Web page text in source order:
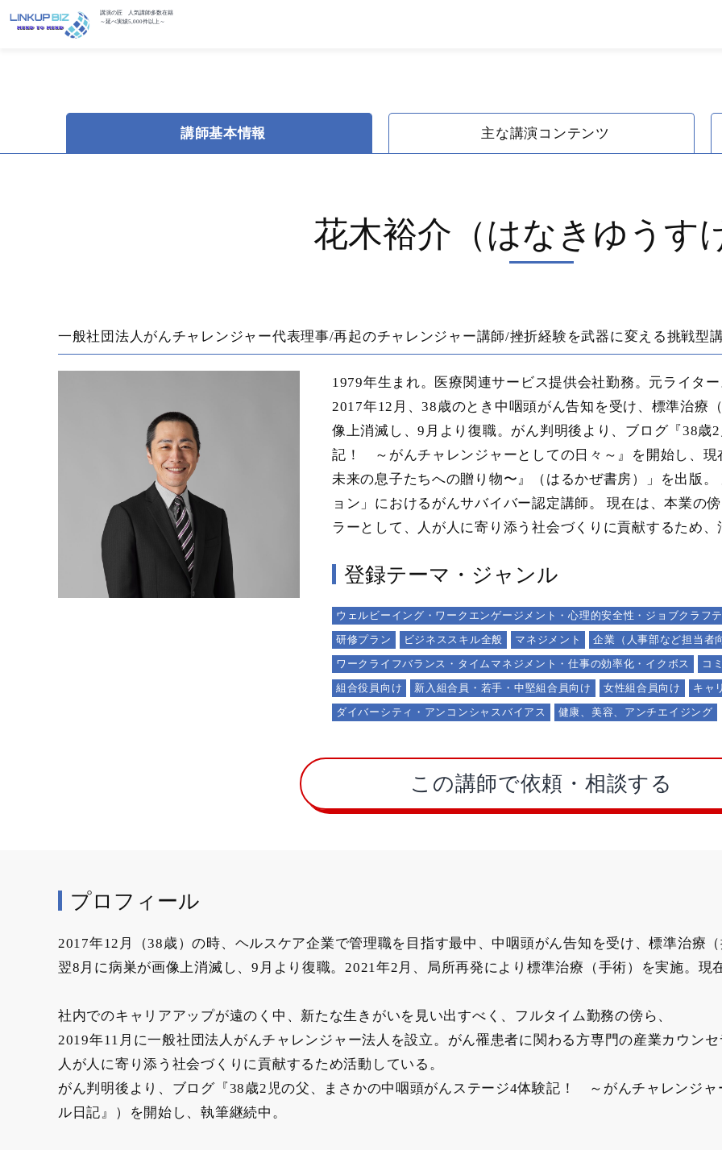
講演の匠 人気講師多数在籍
～延べ実績5,000件以上～
講師基本情報 主な講演コンテンツ
花木裕介（はなきゆうす
一般社団法人がんチャレンジャー代表理事/再起のチャレンジャー講師/挫折経験を武器に変える挑戦型
1979年生まれ。医療関連サービス提供会社勤務。元ライタ
2017年12月、38歳のとき中咽頭がん告知を受け、標準治療
像上消滅し、9月より復職。がん判明後より、ブログ『38歳
記！ ～がんチャレンジャーとしての日々～』を開始し、
未来の息子たちへの贈り物〜』（はるかぜ書房）」を出版
ョン」におけるがんサバイバー認定講師。 現在は、本業の
ラーとして、人が人に寄り添う社会づくりに貢献するため
登録テーマ・ジャンル
ウェルビーイング・ワークエンゲージメント・心理的安全性・ジョブクラフ
研修プラン
ビジネススキル全般 マネジメント
企業（人事部など担当者
ワークライフバランス・タイムマネジメント・仕事の効率化・イクボス
コ
組合役員向け
新入組合員・若手・中堅組合員向け 女性組合員向け
キャ
ダイバーシティ・アンコンシャスバイアス
健康、美容、アンチエイジング
この講師で依頼・相談する
プロフィール
2017年12月（38歳）の時、ヘルスケア企業で管理職を目指す最中、中咽頭がん告知を受け、標準治療
翌8月に病巣が画像上消滅し、9月より復職。2021年2月、局所再発により標準治療（手術）を実施。現
社内でのキャリアアップが遠のく中、新たな生きがいを見い出すべく、フルタイム勤務の傍ら、
2019年11月に一般社団法人がんチャレンジャー法人を設立。がん罹患者に関わる方専門の産業カウン
人が人に寄り添う社会づくりに貢献するため活動している。
がん判明後より、ブログ『38歳2児の父、まさかの中咽頭がんステージ4体験記！ ～がんチャレンジ
ル日記』）を開始し、執筆継続中。